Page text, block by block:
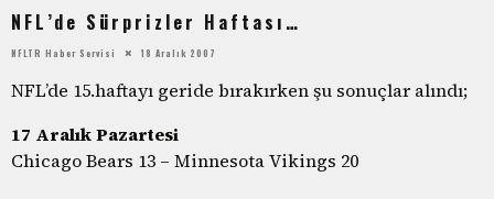
NFL’de Sürprizler Haftası…
NFLTR Haber Servisi 18 Aralık 2007
NFL’de 15.haftayı geride bırakırken şu sonuçlar alındı;
17 Aralık Pazartesi
Chicago Bears 13 – Minnesota Vikings 20